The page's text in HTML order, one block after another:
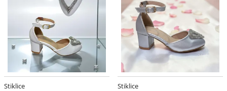
Stiklice Stiklice